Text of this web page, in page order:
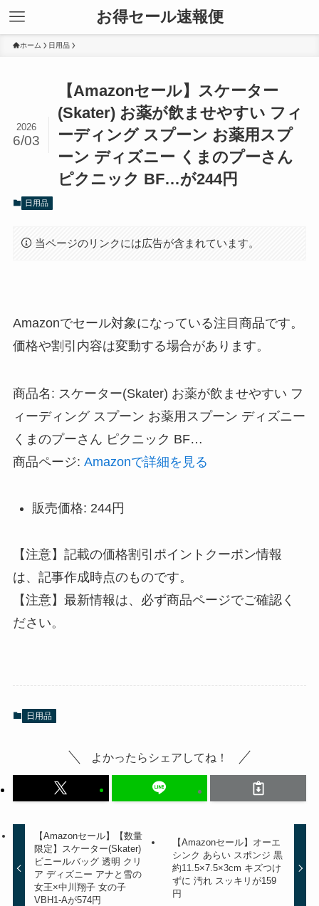
お得セール速報便
ホーム 日用品
【Amazonセール】スケーター
(Skater) お薬が飲ませやすい フィ
ーディング スプーン お薬用スプ
ーン ディズニー くまのプーさん
ピクニック BF…が244円
2026
6/03
日用品
当ページのリンクには広告が含まれています。
Amazonでセール対象になっている注目商品です。
価格や割引内容は変動する場合があります。
商品名: スケーター(Skater) お薬が飲ませやすい フ
ィーディング スプーン お薬用スプーン ディズニー
くまのプーさん ピクニック BF…
商品ページ: Amazonで詳細を見る
販売価格: 244円
【注意】記載の価格割引ポイントクーポン情報
は、記事作成時点のものです。
【注意】最新情報は、必ず商品ページでご確認く
ださい。
日用品
よかったらシェアしてね！
【Amazonセール】【数量
限定】スケーター(Skater)
ビニールバッグ 透明 クリ
ア ディズニー アナと雪の
女王×中川翔子 女の子
VBH1-Aが574円
【Amazonセール】オーエ
シンク あらい スポンジ 黒
約11.5×7.5×3cm キズつけ
ずに 汚れ スッキリが159
円